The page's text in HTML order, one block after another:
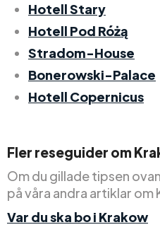
Hotell Stary
Hotell Pod Różą
Stradom-House
Bonerowski-Palace
Hotell Copernicus
Fler reseguider om
Om du gillade tipsen
på våra andra artiklar om
Var du ska bo i Krakow